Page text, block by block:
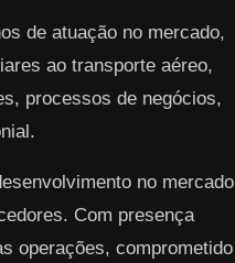
de atuação no mercado,
ao transporte aéreo,
processos de negócios,
no mercado
Com presença
operações, comprometido